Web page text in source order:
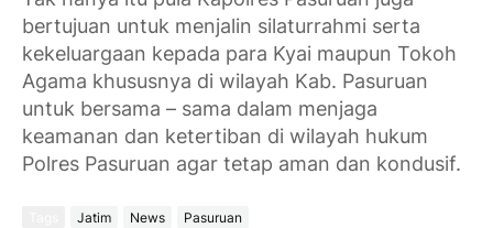
bertujuan untuk menjalin silaturrahmi serta
kekeluargaan kepada para Kyai maupun Tokoh
Agama khususnya di wilayah Kab. Pasuruan
untuk bersama – sama dalam menjaga
keamanan dan ketertiban di wilayah hukum
Polres Pasuruan agar tetap aman dan kondusif.
Jatim News Pasuruan